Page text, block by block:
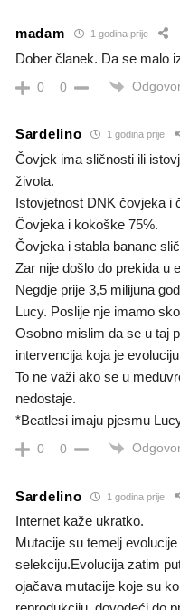
madam 1 godina prije
Dober članek. Da se malo
0 0
Sardelino 1 godina prije
Čovjek ima sličnosti ili
života.
Istovjetnost DNK čovjeka i
Čovjeka i kokoške 75%.
Čovjeka i stabla banane
Zar nije došlo do prekida u
Negdje prije 3,5 milijuna
Lucy. Poslije nje imamo
Osobno mislim da se u taj
intervencija koja je
To ne važi ako se u
nedostaje.
*Beatlesi imaju pjesmu
0 0
Sardelino 1 godina prije
Internet kaže ukratko.
Mutacije su temelj
selekciju.Evolucija zatim
ojačava mutacije koje su